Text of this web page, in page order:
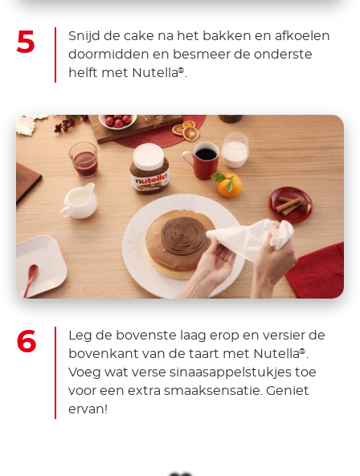
Snijd de cake na het bakken en afkoelen
doormidden en besmeer de onderste
helft met Nutella®
Leg de bovenste laag erop en versier de
bovenkant van de taart met Nutella®
Voeg wat verse sinaasappelstukjes toe
voor een extra smaaksensatie. Geniet
ervan!